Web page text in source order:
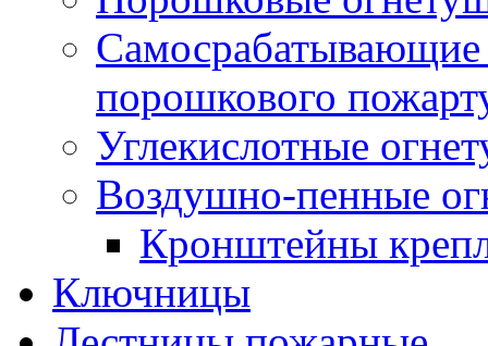
порошкового
Углекислотные
Воздушно-пенные
Кронштейны
Ключницы